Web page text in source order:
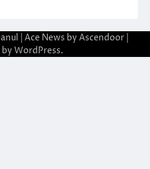
| Ace News by Ascendoor
by WordPress.